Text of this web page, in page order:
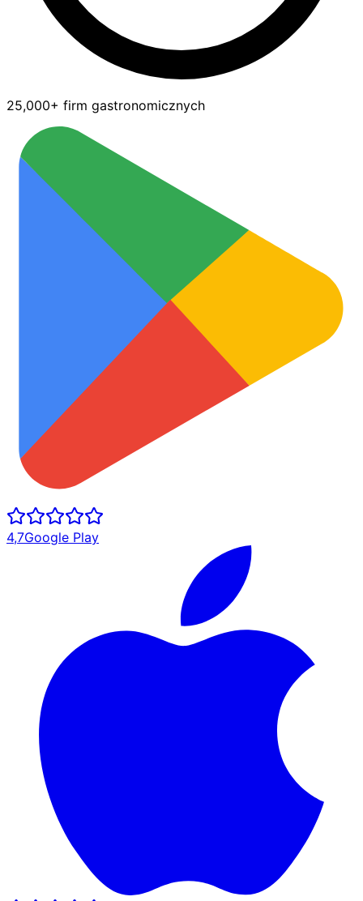
25,000+ firm gastronomicznych
4,7Google Play